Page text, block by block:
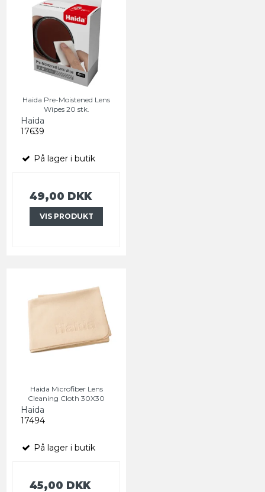
Haida Pre-Moistened Lens
Wipes 20 stk.
Haida
17639
På lager i butik
49,00 DKK
VIS PRODUKT
Haida Microfiber Lens
Cleaning Cloth 30X30
Haida
17494
På lager i butik
45,00 DKK